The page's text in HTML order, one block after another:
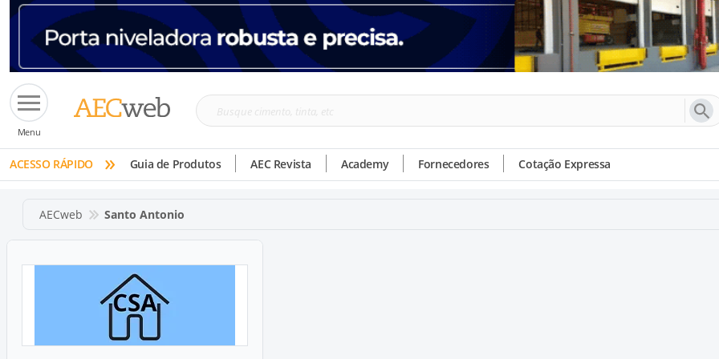
Menu
Busque
tinta,
etc
ACESSO RÁPIDO » Guia de Produtos AEC Revista Academy Fornecedores Cotação Expressa
AECweb Santo Antonio